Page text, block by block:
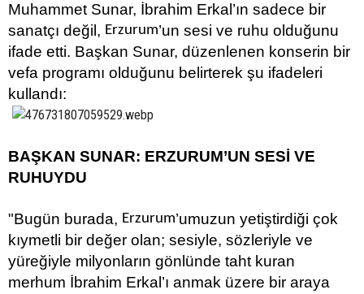
Muhammet Sunar, İbrahim Erkal’ın sadece bir
sanatçı değil, Erzurum’un sesi ve ruhu olduğunu
ifade etti. Başkan Sunar, düzenlenen konserin bir
vefa programı olduğunu belirterek şu ifadeleri
kullandı:
BAŞKAN SUNAR: ERZURUM’UN SESİ VE
RUHUYDU
"Bugün burada, Erzurum’umuzun yetiştirdiği çok
kıymetli bir değer olan; sesiyle, sözleriyle ve
yüreğiyle milyonların gönlünde taht kuran
merhum İbrahim Erkal’ı anmak üzere bir araya